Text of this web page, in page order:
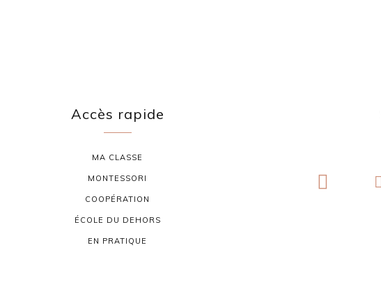
Accès rapide
MA CLASSE
MONTESSORI
COOPÉRATION
ÉCOLE DU DEHORS
EN PRATIQUE